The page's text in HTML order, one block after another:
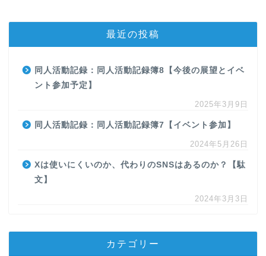
最近の投稿
同人活動記録：同人活動記録簿8【今後の展望とイベ
ント参加予定】
2025年3月9日
同人活動記録：同人活動記録簿7【イベント参加】
2024年5月26日
Xは使いにくいのか、代わりのSNSはあるのか？【駄
文】
2024年3月3日
カテゴリー